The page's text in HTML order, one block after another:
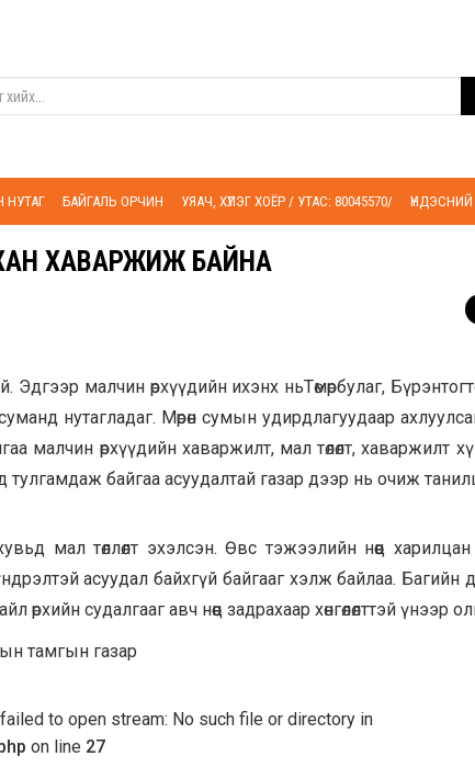
НУТАГ БАЙГАЛЬ ОРЧИН УЯАЧ, ХҮЛЭГ ХОЁР / УТАС: 80045570/
ХАВАРЖИЖ БАЙНА
Эдгээр малчин өрхүүдийн ихэнх ньТөмөрбулаг,
нутагладаг. Мөрөн сумын удирдлагуудаар
малчин өрхүүдийн хаваржилт, мал төлөлт, хаваржилт
тулгамдаж байгаа асуудалтай газар дээр нь очиж
мал төллөлт эхэлсэн. Өвс тэжээлийн нөөц харилцан
асуудал байхгүй байгааг хэлж байлаа. Багийн
өрхийн судалгааг авч нөөц задрахаар хөнгөлөлттэй үнээр
тамгын газар
to open stream: No such file or directory in
on line 27